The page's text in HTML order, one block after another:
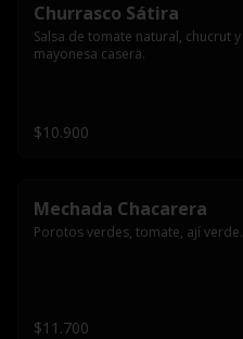
Churrasco Sátira
Salsa de tomate natural, chucrut y
mayonesa casera.
$10.900
Mechada Chacarera
Porotos verdes, tomate, ají verde.
$11.700